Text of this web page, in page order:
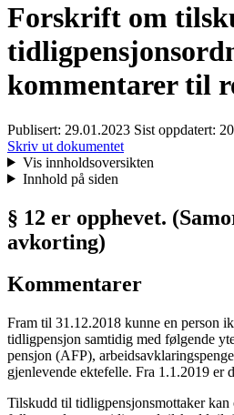
Forskrift om
kommentarer til
Publisert: 29.01.2023 Sist oppdatert:
Skriv ut dokumentet
Vis innholdsoversikten
Innhold på siden
§ 12 er opphevet.
avkorting)
Kommentarer
Fram til 31.12.2018 kunne en person
tidligpensjon samtidig med følgende
pensjon (AFP),
gjenlevende ektefelle. Fra 1.1.2019 er
Tilskudd til tidligpensjonsmottaker kan